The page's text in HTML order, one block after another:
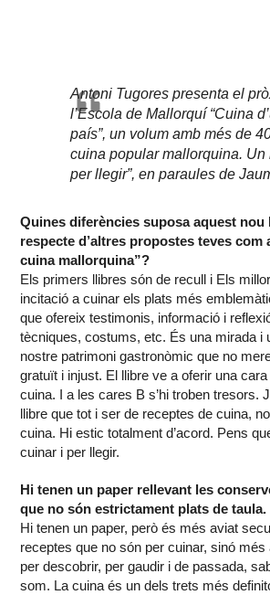
Antoni Tugores presenta el
l’Escola de Mallorquí “Cuina
país”, un volum amb més de
cuina popular mallorquina. Un
per llegir”, en paraules de
Quines diferències suposa aquest nou
respecte d’altres propostes teves com
cuina mallorquina”?
Els primers llibres són de recull i Els
incitació a cuinar els plats més
que ofereix testimonis, informació i
tècniques, costums, etc. És una mirada i
nostre patrimoni gastronòmic que no
gratuït i injust. El llibre ve a oferir una
cuina. I a les cares B s’hi troben tresors.
llibre que tot i ser de receptes de cuina,
cuina. Hi estic totalment d’acord. Pens
cuinar i per llegir.
Hi tenen un paper rellevant les
que no són estrictament plats de taula.
Hi tenen un paper, però és més aviat
receptes que no són per cuinar, sinó més
per descobrir, per gaudir i de passada,
som. La cuina és un dels trets més